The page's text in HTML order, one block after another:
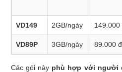
VD149 2GB/ngày 149.000
VD89P 3GB/ngày 89.000 đ
Các gói này phù hợp với người